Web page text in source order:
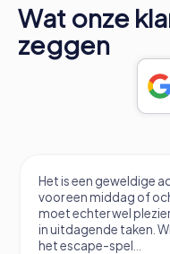
Wat onze
zeggen
Het is een geweldige
voor een middag of
moet echter wel
in uitdagende taken.
het escape-spel...